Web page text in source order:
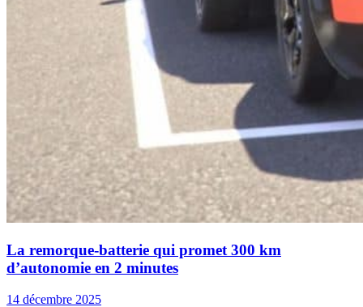
La remorque-batterie qui promet 300 km
d’autonomie en 2 minutes
14 décembre 2025